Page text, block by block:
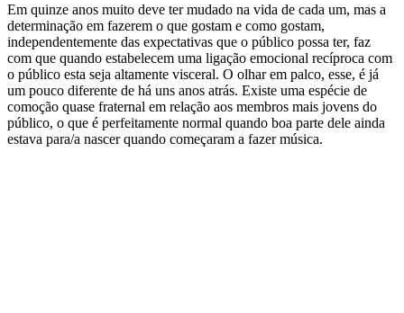
Em quinze anos muito deve ter mudado na vida de cada um, mas a
determinação em fazerem o que gostam e como gostam,
independentemente das expectativas que o público possa ter, faz
com que quando estabelecem uma ligação emocional recíproca com
o público esta seja altamente visceral. O olhar em palco, esse, é já
um pouco diferente de há uns anos atrás. Existe uma espécie de
comoção quase fraternal em relação aos membros mais jovens do
público, o que é perfeitamente normal quando boa parte dele ainda
estava para/a nascer quando começaram a fazer música.